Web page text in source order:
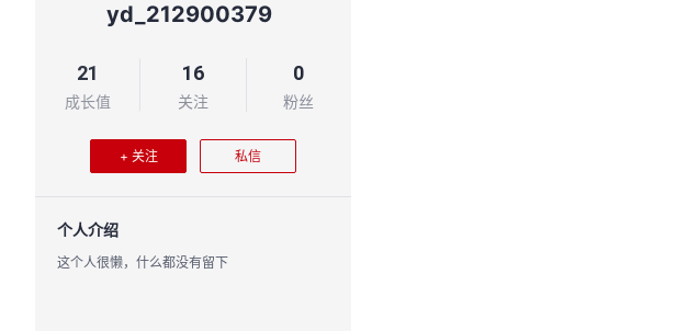
yd_212900379
21
成长值
16
关注
0
粉丝
+ 关注 私信
个人介绍
这个人很懒，什么都没有留下